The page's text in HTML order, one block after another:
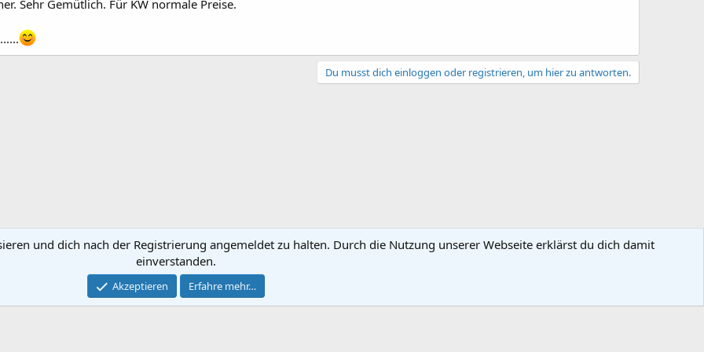
Sehr Gemütlich. Für KW normale Preise.
Du musst dich einloggen oder registrieren, um hier zu antworten.
Community platform by XenForo ® © 2010-2022 XenForo Ltd.
und dich nach der Registrierung angemeldet zu halten. Durch die Nutzung unserer Webseite erklärst du dich damit
einverstanden.
Akzeptieren Erfahre mehr…